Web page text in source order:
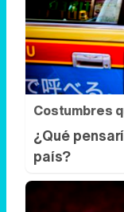
Costumbres
¿Qué
país?